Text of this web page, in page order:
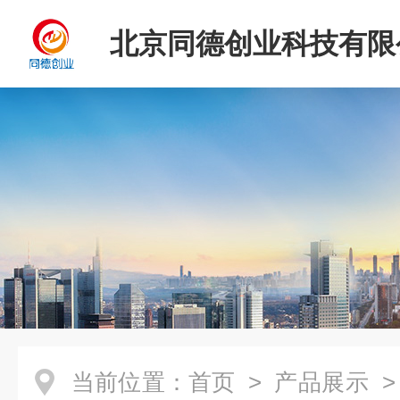
北京同德创业科技有
当前位置： 首页 > 产品展示